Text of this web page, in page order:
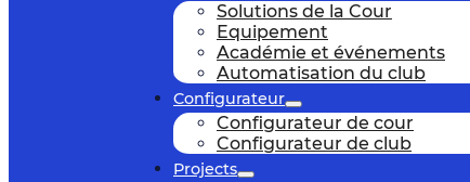
Solutions de la Cour
Equipement
Académie et événements
Automatisation du club
Configurateur
Configurateur de cour
Configurateur de club
Projects